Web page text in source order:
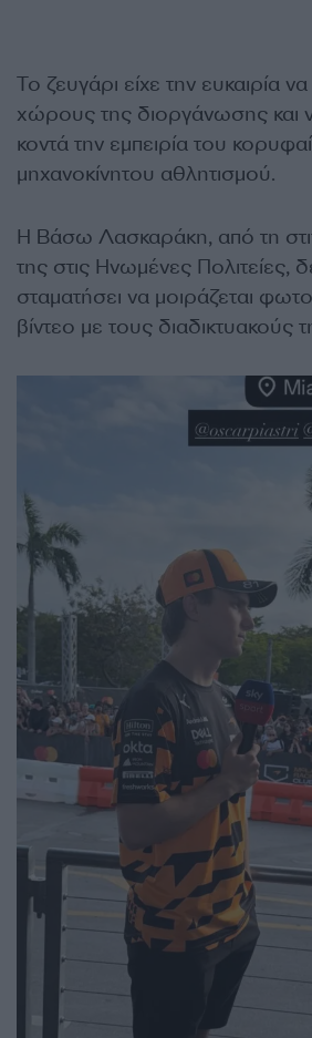
Το ζευγάρι είχε την ευκαιρία
χώρους της διοργάνωσης και
κοντά την εμπειρία του
μηχανοκίνητου αθλητισμού.
Η Βάσω Λασκαράκη, από τη
της στις Ηνωμένες Πολιτείες,
σταματήσει να μοιράζεται
βίντεο με τους διαδικτυακούς